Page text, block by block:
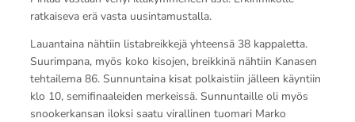
ratkaiseva erä vasta uusintamustalla.
Lauantaina nähtiin listabreikkejä yhteensä 38 kappaletta.
Suurimpana, myös koko kisojen, breikkinä nähtiin Kanasen
tehtailema 86. Sunnuntaina kisat polkaistiin jälleen käyntiin
klo 10, semifinaaleiden merkeissä. Sunnuntaille oli myös
snookerkansan iloksi saatu virallinen tuomari Marko